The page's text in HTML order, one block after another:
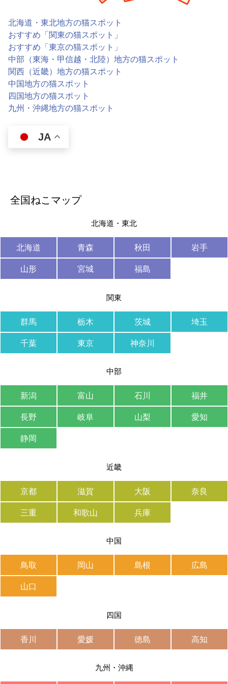
北海道・東北地方の猫スポット
おすすめ「関東の猫スポット」
おすすめ「東京の猫スポット」
中部（東海・甲信越・北陸）地方の猫スポット
関西（近畿）地方の猫スポット
中国地方の猫スポット
四国地方の猫スポット
九州・沖縄地方の猫スポット
JA
全国ねこマップ
北海道・東北
北海道 青森 秋田
岩手
山形
宮城 福島
関東
群馬 栃木 茨城
埼玉
千葉
東京 神奈川
中部
新潟 富山 石川
福井
長野
岐阜 山梨
愛知
静岡
近畿
京都 滋賀 大阪
奈良
三重
和歌山 兵庫
中国
鳥取 岡山 島根
広島
山口
四国
香川 愛媛 徳島 高知
九州・沖縄